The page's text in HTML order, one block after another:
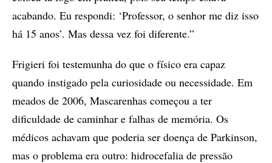
acabando. Eu respondi: ‘Professor, o senhor me diz isso
há 15 anos’. Mas dessa vez foi diferente.”
Frigieri foi testemunha do que o físico era capaz
quando instigado pela curiosidade ou necessidade. Em
meados de 2006, Mascarenhas começou a ter
dificuldade de caminhar e falhas de memória. Os
médicos achavam que poderia ser doença de Parkinson,
mas o problema era outro: hidrocefalia de pressão